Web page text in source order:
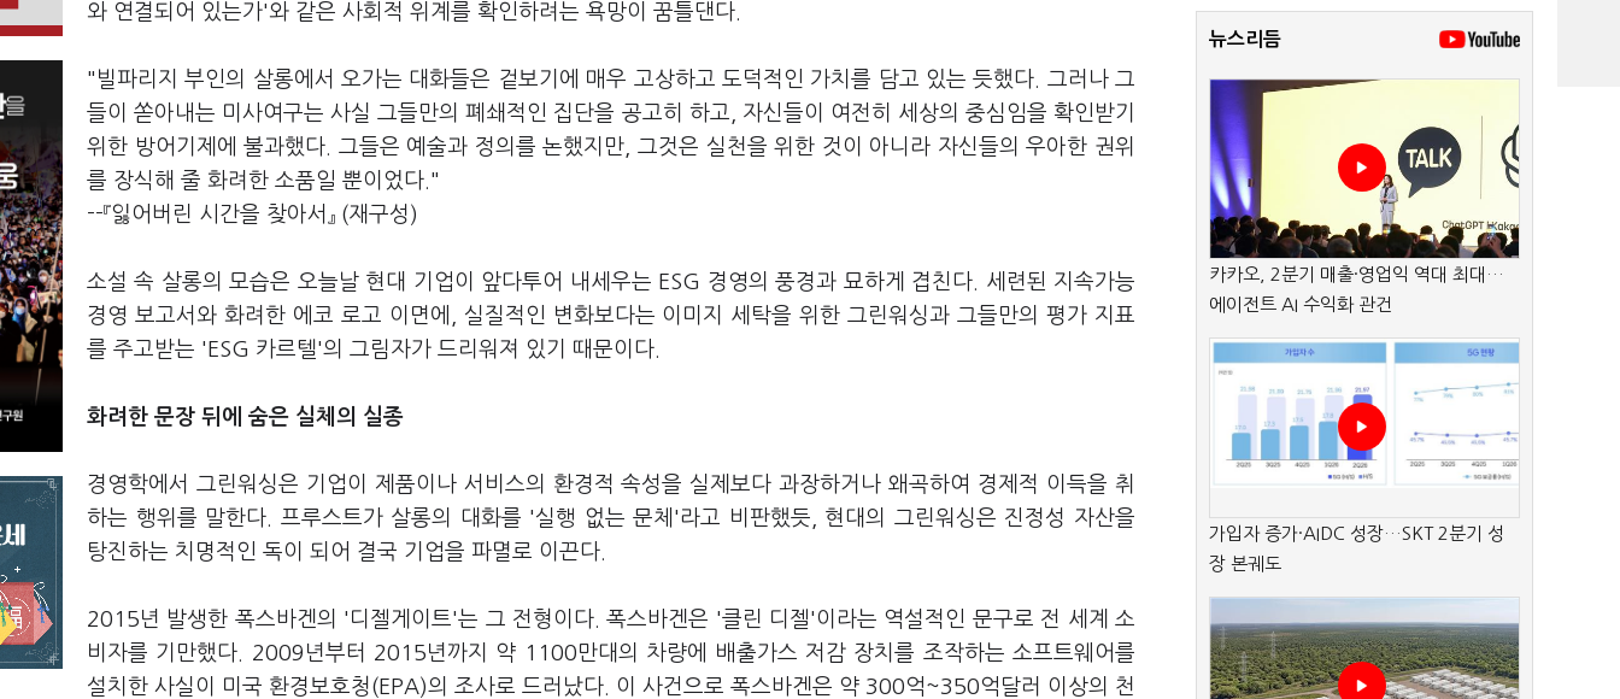
와 연결되어 있는가'와 같은 사회적 위계를 확인하려는 욕망이 꿈틀댄다.
"빌파리지 부인의 살롱에서 오가는 대화들은 겉보기에 매우 고상하고 도덕적인 가치를 담고 있는 듯했다. 그러나 그
들이 쏟아내는 미사여구는 사실 그들만의 폐쇄적인 집단을 공고히 하고, 자신들이 여전히 세상의 중심임을 확인받기
위한 방어기제에 불과했다. 그들은 예술과 정의를 논했지만, 그것은 실천을 위한 것이 아니라 자신들의 우아한 권위
를 장식해 줄 화려한 소품일 뿐이었다."
--『잃어버린 시간을 찾아서』 (재구성)
소설 속 살롱의 모습은 오늘날 현대 기업이 앞다투어 내세우는 ESG 경영의 풍경과 묘하게 겹친다. 세련된 지속가능
경영 보고서와 화려한 에코 로고 이면에, 실질적인 변화보다는 이미지 세탁을 위한 그린워싱과 그들만의 평가 지표
를 주고받는 'ESG 카르텔'의 그림자가 드리워져 있기 때문이다.
화려한 문장 뒤에 숨은 실체의 실종
경영학에서 그린워싱은 기업이 제품이나 서비스의 환경적 속성을 실제보다 과장하거나 왜곡하여 경제적 이득을 취
하는 행위를 말한다. 프루스트가 살롱의 대화를 '실행 없는 문체'라고 비판했듯, 현대의 그린워싱은 진정성 자산을
탕진하는 치명적인 독이 되어 결국 기업을 파멸로 이끈다.
2015년 발생한 폭스바겐의 '디젤게이트'는 그 전형이다. 폭스바겐은 '클린 디젤'이라는 역설적인 문구로 전 세계 소
비자를 기만했다. 2009년부터 2015년까지 약 1100만대의 차량에 배출가스 저감 장치를 조작하는 소프트웨어를
설치한 사실이 미국 환경보호청(EPA)의 조사로 드러났다. 이 사건으로 폭스바겐은 약 300억~350억달러 이상의 천
뉴스리듬
카카오, 2분기 매출·영업익 역대 최대…
에이전트 AI 수익화 관건
가입자 증가·AIDC 성장…SKT 2분기 성
장 본궤도